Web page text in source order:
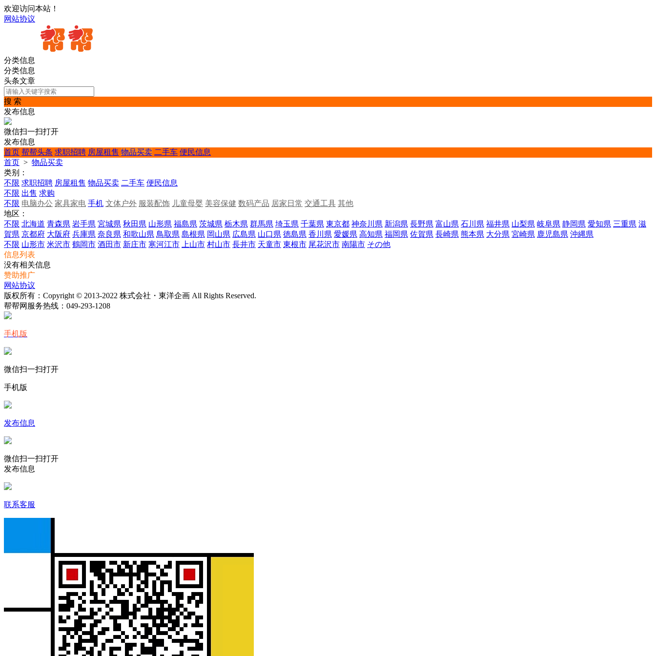
欢迎访问本站！
网站协议
分类信息
分类信息
头条文章
搜 索
发布信息
微信扫一扫打开
发布信息
首页 帮帮头条 求职招聘 房屋租售 物品买卖 二手车 便民信息
首页 > 物品买卖
类别：
不限 求职招聘 房屋租售 物品买卖 二手车 便民信息
不限 出售 求购
不限 电脑办公 家具家电 手机 文体户外 服装配饰 儿童母婴 美容保健 数码产品 居家日常 交通工具 其他
地区：
不限 北海道 青森県 岩手県 宮城県 秋田県 山形県 福島県 茨城県 栃木県 群馬県 埼玉県 千葉県 東京都 神奈川県 新潟県 長野県 富山県 石川県 福井県 山梨県 岐阜県 静岡県 愛知県 三重県 滋
賀県 京都府 大阪府 兵庫県 奈良県 和歌山県 鳥取県 島根県 岡山県 広島県 山口県 徳島県 香川県 愛媛県 高知県 福岡県 佐賀県 長崎県 熊本県 大分県 宮崎県 鹿児島県 沖縄県
不限 山形市 米沢市 鶴岡市 酒田市 新庄市 寒河江市 上山市 村山市 長井市 天童市 東根市 尾花沢市 南陽市 その他
信息列表
没有相关信息
赞助推广
网站协议
版权所有：Copyright © 2013-2022 株式会社・東洋企画 All Rights Reserved.
帮帮网服务热线： 049-293-1208
手机版
微信扫一扫打开
手机版
发布信息
微信扫一扫打开
发布信息
联系客服